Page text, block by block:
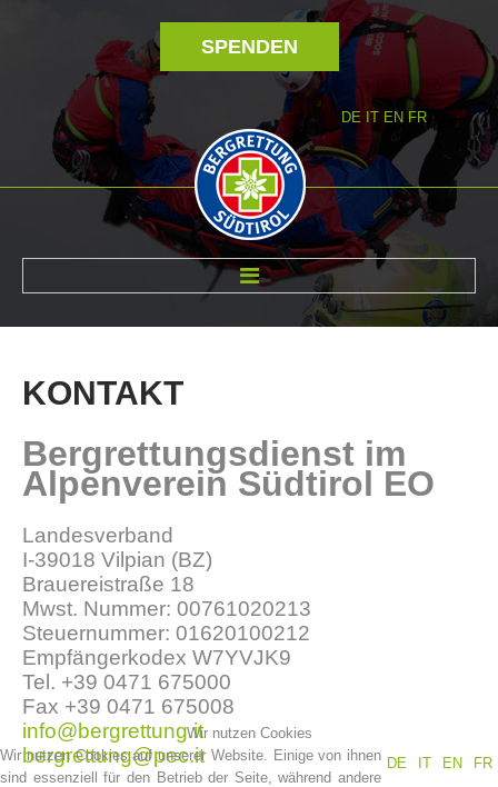
SPENDEN
DE IT EN FR
Vereinsgeschichte
KONTAKT
Bergrettungsdienst im
Alpenverein Südtirol EO
Landesverband
I-39018 Vilpian (BZ)
Brauereistraße 18
Mwst. Nummer: 00761020213
Steuernummer: 01620100212
Empfängerkodex W7YVJK9
Tel. +39 0471 675000
Fax +39 0471 675008
info@bergrettung.it
bergrettung@pec.it
Wir nutzen Cookies
DE
IT EN FR
Wir nutzen Cookies auf unserer Website. Einige von ihnen
sind essenziell für den Betrieb der Seite, während andere